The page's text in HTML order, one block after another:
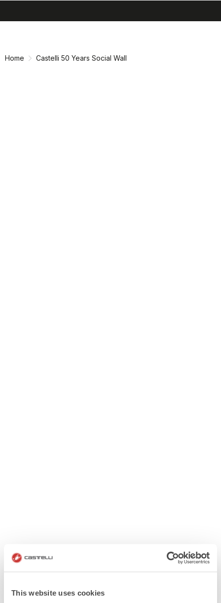
This website uses cookies
Home Castelli 50 Years Social Wall